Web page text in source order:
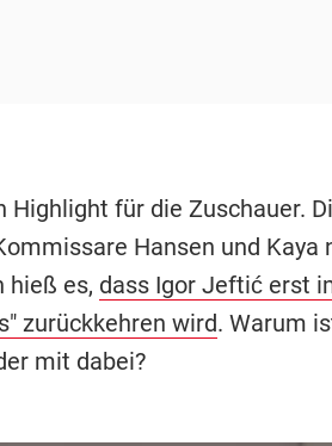
für die Zuschauer.
Hansen und Kaya
hieß es, dass Igor Jeftić erst
zurückkehren wird. Warum
mit dabei?